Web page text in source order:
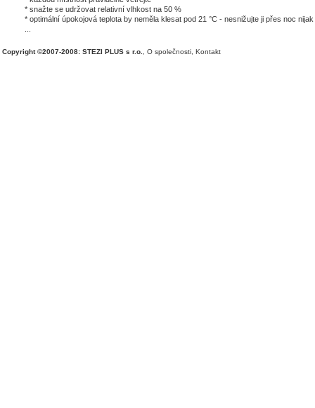
* snažte se udržovat relativní vlhkost na 50 %
* optimální úpokojová teplota by neměla klesat pod 21 °C - nesnižujte ji přes noc nijak
Copyright ©2007-2008: STEZI PLUS s r.o. O společnosti Kontakt